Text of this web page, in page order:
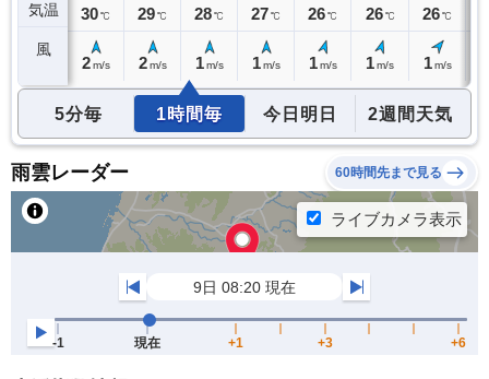
気温
風
32℃ 30℃
2 m/s
29℃
2 m/s
28℃
1 m/s
27℃
1 m/s
26℃
1 m/s
26 ℃
1m/s
26℃
1 m/s
5分毎 1時間毎 今日明日 2週間天気
雨雲レーダー 60時間先まで見る